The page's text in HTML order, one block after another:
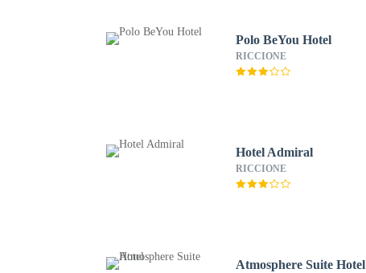
Polo BeYou Hotel
RICCIONE
Hotel Admiral
RICCIONE
Atmosphere Suite Hotel